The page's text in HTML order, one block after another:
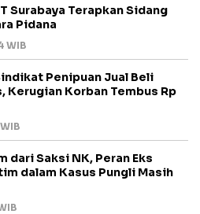
Surabaya Terapkan Sidang
Pidana
WIB
Penipuan Jual Beli
Kerugian Korban Tembus Rp
dari Saksi NK, Peran Eks
dalam Kasus Pungli Masih